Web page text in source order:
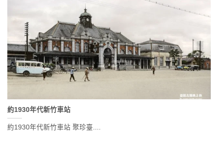
約1930年代新竹車站
約1930年代新竹車站 聚珍臺....